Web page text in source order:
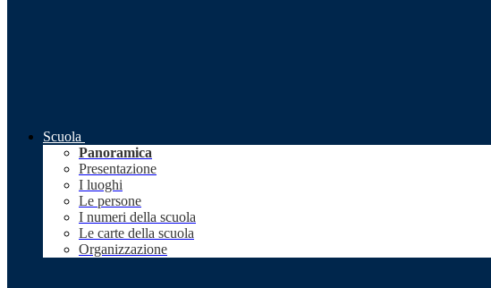
Scuola
Panoramica
Presentazione
I luoghi
Le persone
I numeri della scuola
Le carte della scuola
Organizzazione